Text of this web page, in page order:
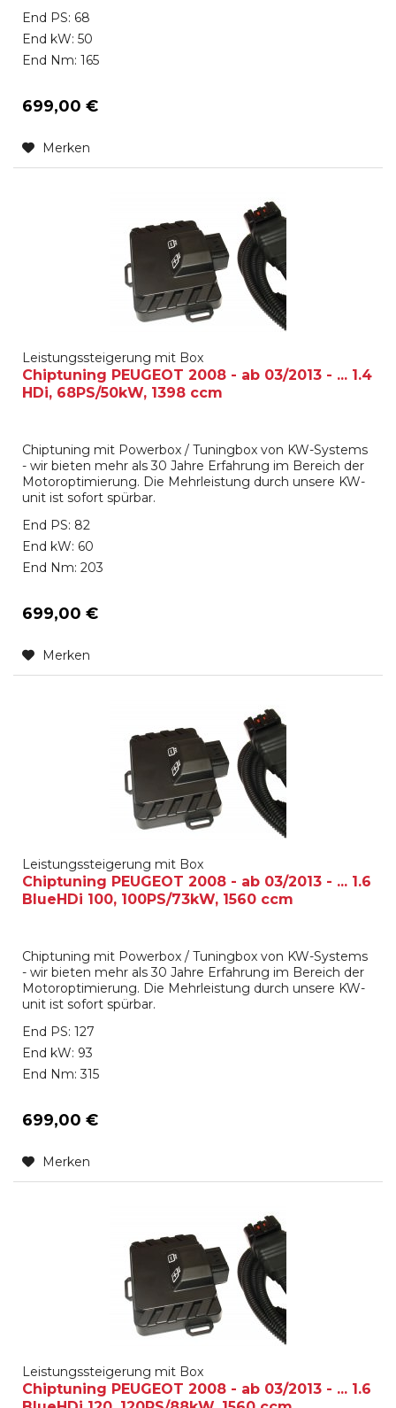
End PS: 68
End kW: 50
End Nm: 165
699,00 €
Merken
Leistungssteigerung mit Box
Chiptuning PEUGEOT 2008 - ab 03/2013 - ... 1.4
HDi, 68PS/50kW, 1398 ccm
Chiptuning mit Powerbox / Tuningbox von KW-Systems
- wir bieten mehr als 30 Jahre Erfahrung im Bereich der
Motoroptimierung. Die Mehrleistung durch unsere KW-
unit ist sofort spürbar.
End PS: 82
End kW: 60
End Nm: 203
699,00 €
Merken
Leistungssteigerung mit Box
Chiptuning PEUGEOT 2008 - ab 03/2013 - ... 1.6
BlueHDi 100, 100PS/73kW, 1560 ccm
Chiptuning mit Powerbox / Tuningbox von KW-Systems
- wir bieten mehr als 30 Jahre Erfahrung im Bereich der
Motoroptimierung. Die Mehrleistung durch unsere KW-
unit ist sofort spürbar.
End PS: 127
End kW: 93
End Nm: 315
699,00 €
Merken
Leistungssteigerung mit Box
Chiptuning PEUGEOT 2008 - ab 03/2013 - ... 1.6